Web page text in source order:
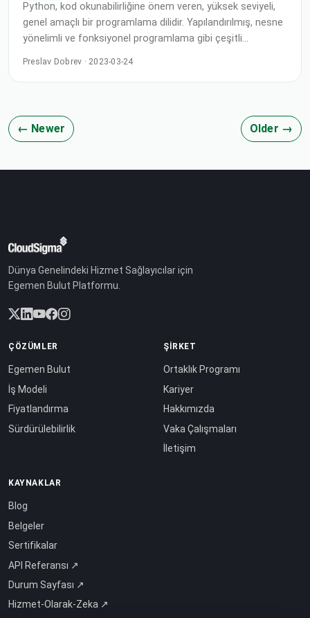
Python, kod okunabilirliğine önem veren, yüksek seviyeli,
genel amaçlı bir programlama dilidir. Yapılandırılmış, nesne
yönelimli ve fonksiyonel programlama gibi çeşitli
programlama paradigmalarını destekler. Kapsamlı
Preslav Dobrev · 2023-03-24
← Newer Older →
Dünya Genelindeki Hizmet Sağlayıcılar için
Egemen Bulut Platformu.
ÇÖZÜMLER
Egemen Bulut
İş Modeli
Fiyatlandırma
Sürdürülebilirlik
ŞIRKET
Ortaklık Programı
Kariyer
Hakkımızda
Vaka Çalışmaları
İletişim
KAYNAKLAR
Blog
Belgeler
Sertifikalar
API Referansı ↗
Durum Sayfası ↗
Hizmet-Olarak-Zeka ↗